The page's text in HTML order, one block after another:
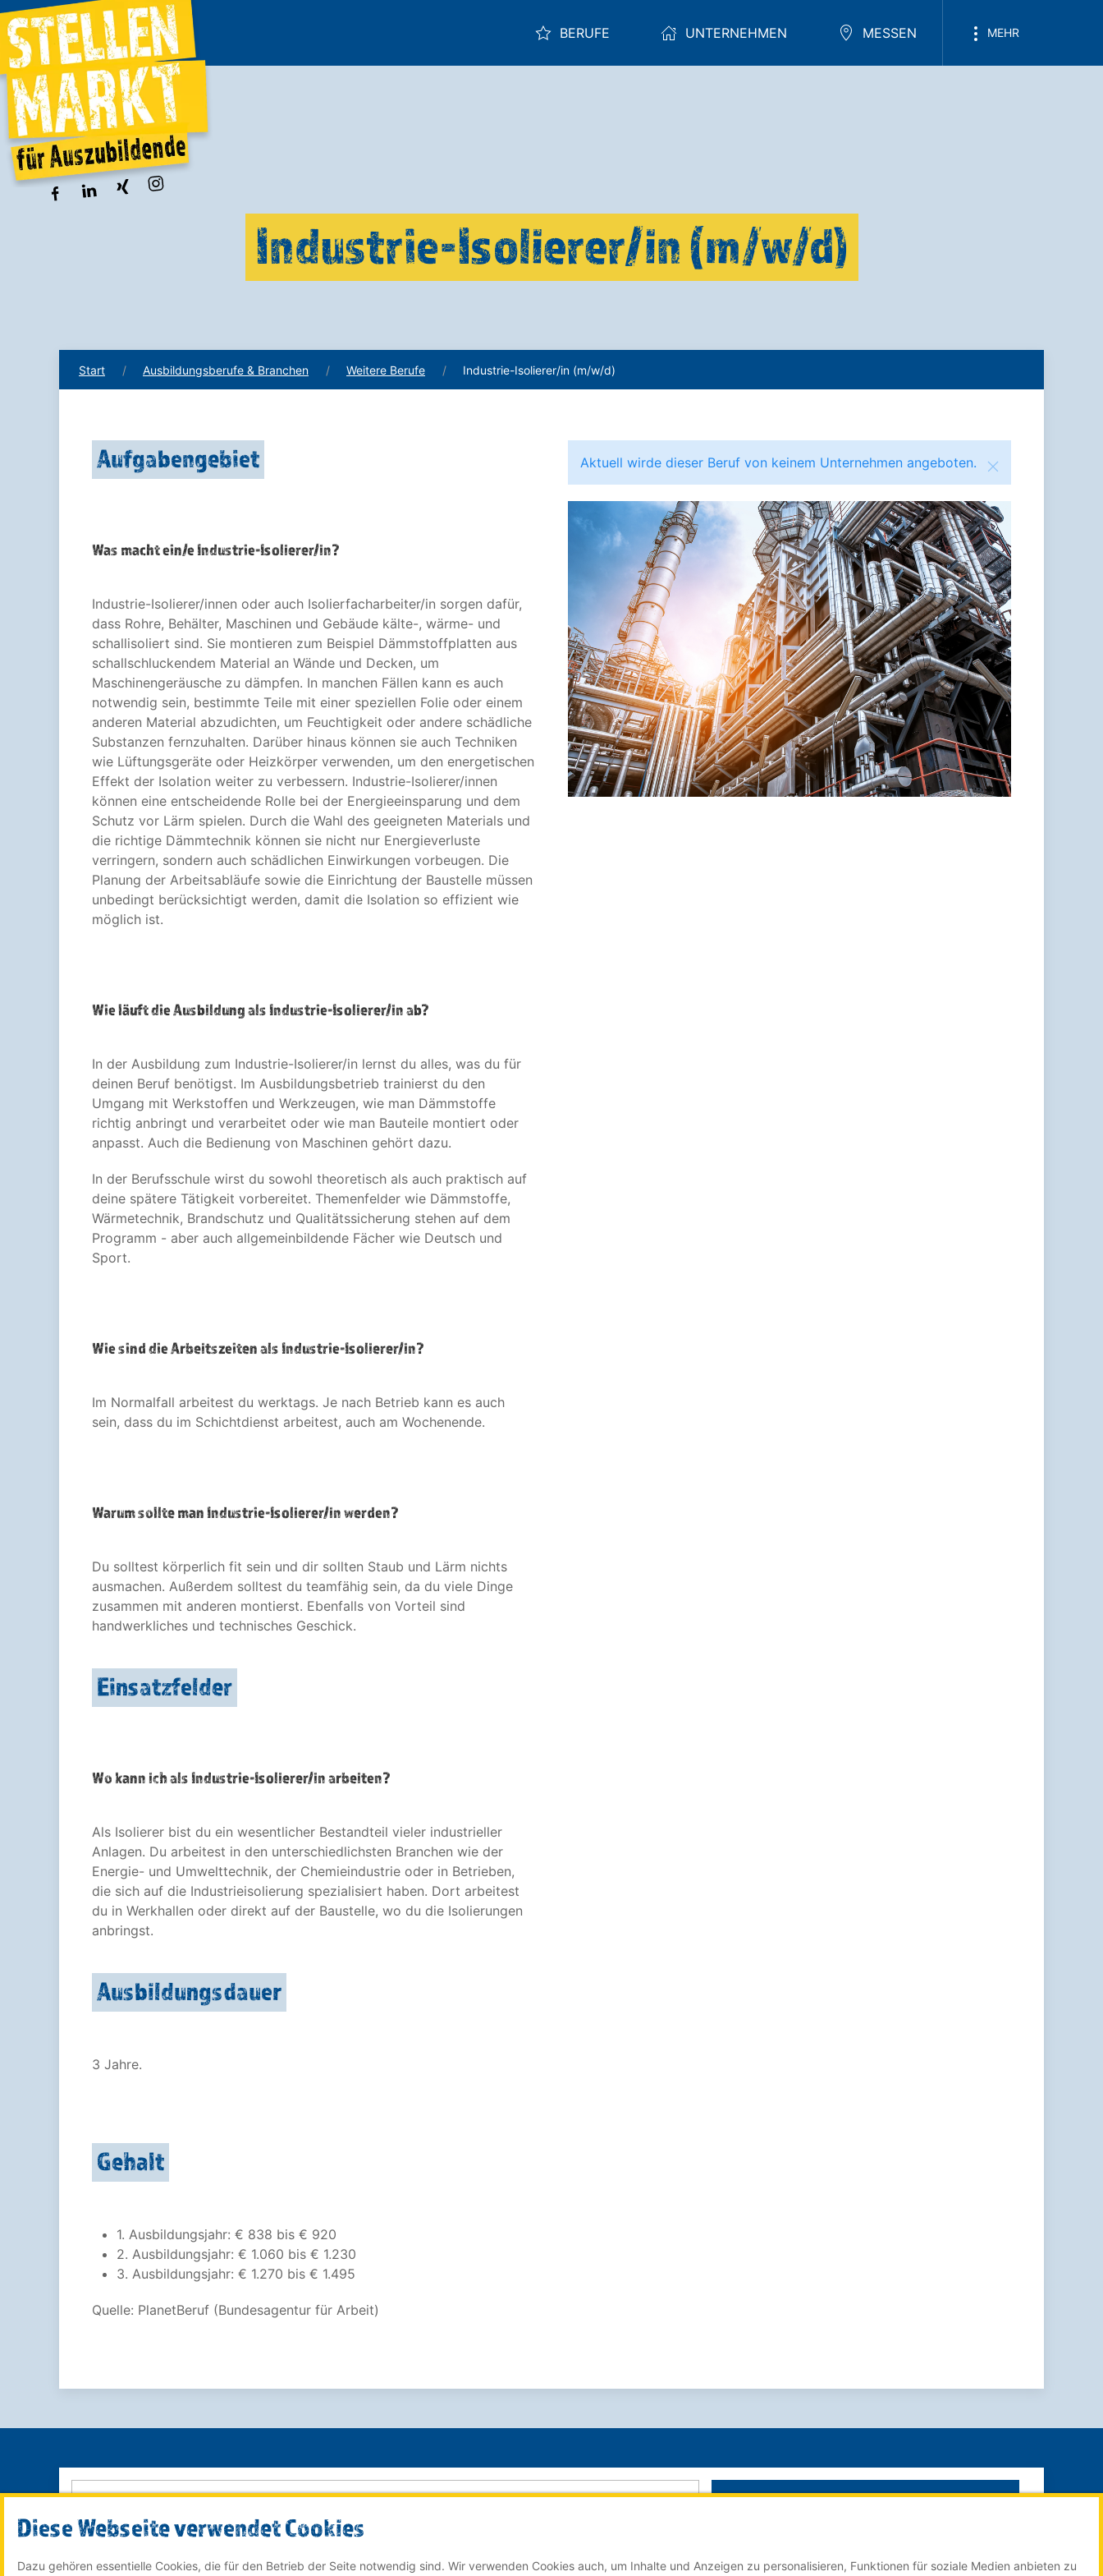
BERUFE UNTERNEHMEN MESSEN MEHR
Industrie-Isolierer/in (m/w/d)
Start Ausbildungsberufe & Branchen Weitere Berufe Industrie-Isolierer/in (m/w/d)
Aufgabengebiet
Was macht ein/e Industrie-Isolierer/in?
Industrie-Isolierer/innen oder auch Isolierfacharbeiter/in sorgen dafür,
dass Rohre, Behälter, Maschinen und Gebäude kälte-, wärme- und
schallisoliert sind. Sie montieren zum Beispiel Dämmstoffplatten aus
schallschluckendem Material an Wände und Decken, um
Maschinengeräusche zu dämpfen. In manchen Fällen kann es auch
notwendig sein, bestimmte Teile mit einer speziellen Folie oder einem
anderen Material abzudichten, um Feuchtigkeit oder andere schädliche
Substanzen fernzuhalten. Darüber hinaus können sie auch Techniken
wie Lüftungsgeräte oder Heizkörper verwenden, um den energetischen
Effekt der Isolation weiter zu verbessern. Industrie-Isolierer/innen
können eine entscheidende Rolle bei der Energieeinsparung und dem
Schutz vor Lärm spielen. Durch die Wahl des geeigneten Materials und
die richtige Dämmtechnik können sie nicht nur Energieverluste
verringern, sondern auch schädlichen Einwirkungen vorbeugen. Die
Planung der Arbeitsabläufe sowie die Einrichtung der Baustelle müssen
unbedingt berücksichtigt werden, damit die Isolation so effizient wie
möglich ist.
Wie läuft die Ausbildung als Industrie-Isolierer/in ab?
In der Ausbildung zum Industrie-Isolierer/in lernst du alles, was du für
deinen Beruf benötigst. Im Ausbildungsbetrieb trainierst du den
Umgang mit Werkstoffen und Werkzeugen, wie man Dämmstoffe
richtig anbringt und verarbeitet oder wie man Bauteile montiert oder
anpasst. Auch die Bedienung von Maschinen gehört dazu.
In der Berufsschule wirst du sowohl theoretisch als auch praktisch auf
deine spätere Tätigkeit vorbereitet. Themenfelder wie Dämmstoffe,
Wärmetechnik, Brandschutz und Qualitätssicherung stehen auf dem
Programm - aber auch allgemeinbildende Fächer wie Deutsch und
Sport.
Wie sind die Arbeitszeiten als Industrie-Isolierer/in?
Im Normalfall arbeitest du werktags. Je nach Betrieb kann es auch
sein, dass du im Schichtdienst arbeitest, auch am Wochenende.
Warum sollte man Industrie-Isolierer/in werden?
Du solltest körperlich fit sein und dir sollten Staub und Lärm nichts
ausmachen. Außerdem solltest du teamfähig sein, da du viele Dinge
zusammen mit anderen montierst. Ebenfalls von Vorteil sind
handwerkliches und technisches Geschick.
Einsatzfelder
Wo kann ich als Industrie-Isolierer/in arbeiten?
Als Isolierer bist du ein wesentlicher Bestandteil vieler industrieller
Anlagen. Du arbeitest in den unterschiedlichsten Branchen wie der
Energie- und Umwelttechnik, der Chemieindustrie oder in Betrieben,
die sich auf die Industrieisolierung spezialisiert haben. Dort arbeitest
du in Werkhallen oder direkt auf der Baustelle, wo du die Isolierungen
anbringst.
Ausbildungsdauer
3 Jahre.
Gehalt
1. Ausbildungsjahr: € 838 bis € 920
2. Ausbildungsjahr: € 1.060 bis € 1.230
3. Ausbildungsjahr: € 1.270 bis € 1.495
Quelle: PlanetBeruf (Bundesagentur für Arbeit)
Aktuell wirde dieser Beruf von keinem Unternehmen angeboten.
Diese Webseite verwendet Cookies
Dazu gehören essentielle Cookies, die für den Betrieb der Seite notwendig sind. Wir verwenden Cookies auch, um Inhalte und Anzeigen zu personalisieren, Funktionen für soziale Medien anbieten zu